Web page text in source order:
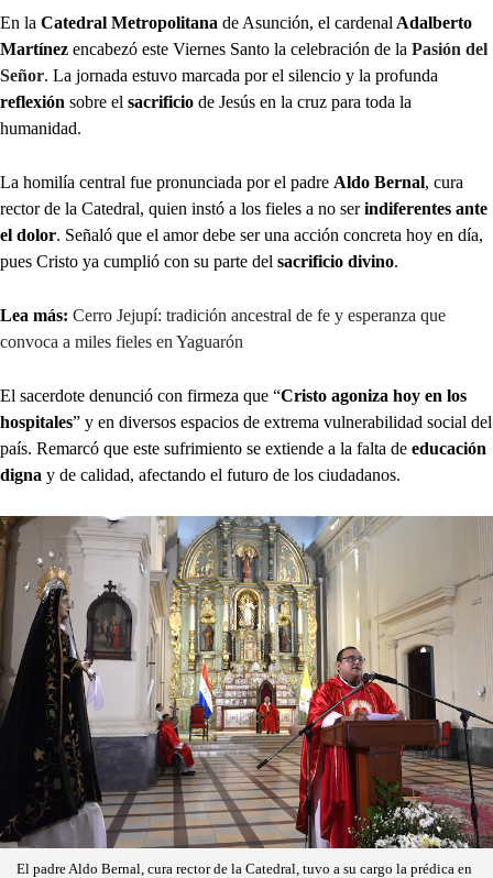
En la Catedral Metropolitana de Asunción, el cardenal Adalberto
Martínez encabezó este Viernes Santo la celebración de la Pasión del
Señor. La jornada estuvo marcada por el silencio y la profunda
reflexión sobre el sacrificio de Jesús en la cruz para toda la
humanidad.
La homilía central fue pronunciada por el padre Aldo Bernal, cura
rector de la Catedral, quien instó a los fieles a no serindiferentes ante
el dolor. Señaló que el amor debe ser una acción concreta hoy en día,
pues Cristo ya cumplió con su parte del sacrificio divino.
Lea más: Cerro Jejupí: tradición ancestral de fe y esperanza que
convoca a miles fieles en Yaguarón
El sacerdote denunció con firmeza que “Cristo agoniza hoy en los
hospitales” y en diversos espacios de extrema vulnerabilidad social del
país. Remarcó que este sufrimiento se extiende a la falta de educación
digna y de calidad, afectando el futuro de los ciudadanos.
El padre Aldo Bernal, cura rector de la Catedral, tuvo a su cargo la prédica en